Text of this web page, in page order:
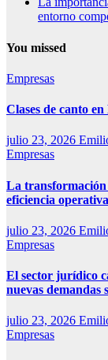
entorno
You missed
Empresas
Clases de canto
julio 23, 2026
Empresas
La transformación
eficiencia
julio 23, 2026
Empresas
El sector jurídico
nuevas demandas
julio 23, 2026
Empresas